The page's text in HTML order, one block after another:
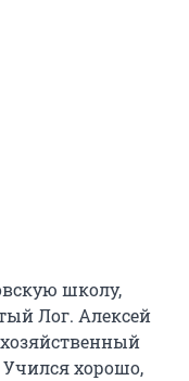
школу,
Лог. Алексей
хорошо,